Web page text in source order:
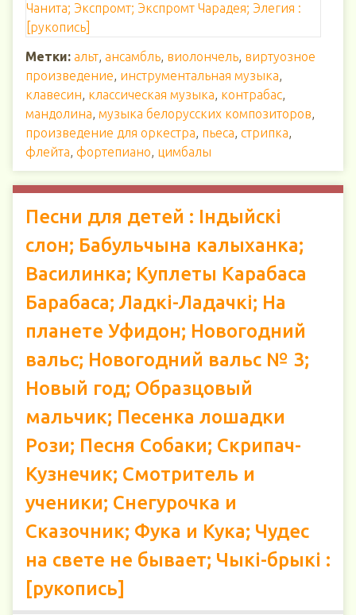
Чанита; Экспромт; Экспромт Чарадея; Элегия :
[рукопись]
Метки: альт, ансамбль, виолончель, виртуозное
произведение, инструментальная музыка,
клавесин, классическая музыка, контрабас,
мандолина, музыка белорусских композиторов,
произведение для оркестра, пьеса, стрипка,
флейта, фортепиано, цимбалы
Песни для детей : Індыйскі
слон; Бабульчына калыханка;
Василинка; Куплеты Карабаса
Барабаса; Ладкі-Ладачкі; На
планете Уфидон; Новогодний
вальс; Новогодний вальс № 3;
Новый год; Образцовый
мальчик; Песенка лошадки
Рози; Песня Собаки; Скрипач-
Кузнечик; Смотритель и
ученики; Снегурочка и
Сказочник; Фука и Кука; Чудес
на свете не бывает; Чыкі-брыкі :
[рукопись]